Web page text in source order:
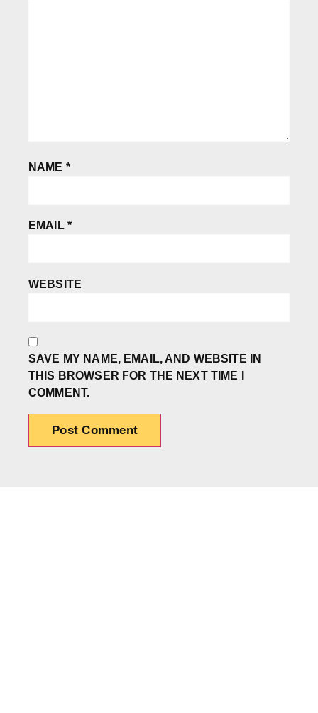
NAME *
EMAIL *
WEBSITE
SAVE MY NAME, EMAIL, AND WEBSITE IN
THIS BROWSER FOR THE NEXT TIME I
COMMENT.